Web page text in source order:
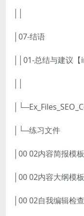
│07-结语
││01-总结与建议
│└─练习文件
│00 02内容简报模
│00 02内容大纲模
│00 02自我编辑检